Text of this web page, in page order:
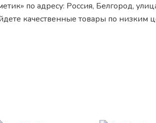
по адресу: Россия, Белгород,
качественные товары по низким